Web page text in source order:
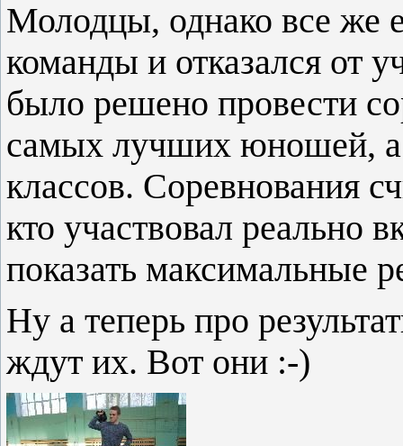
Молодцы, однако все же
команды и отказался от
было решено провести
самых лучших юношей, а
классов. Соревнования
кто участвовал реально
показать максимальные
Ну а теперь про
ждут их. Вот они :-)